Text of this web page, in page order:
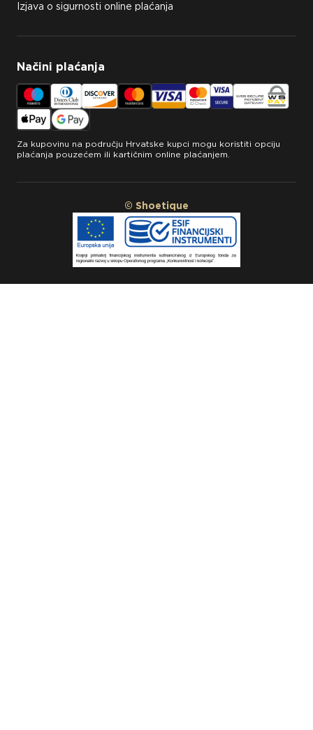
Izjava o sigurnosti online plaćanja
Načini plaćanja
Za kupovinu na području Hrvatske kupci mogu koristiti opciju
plaćanja pouzećem ili kartičnim online plaćanjem.
© Shoetique